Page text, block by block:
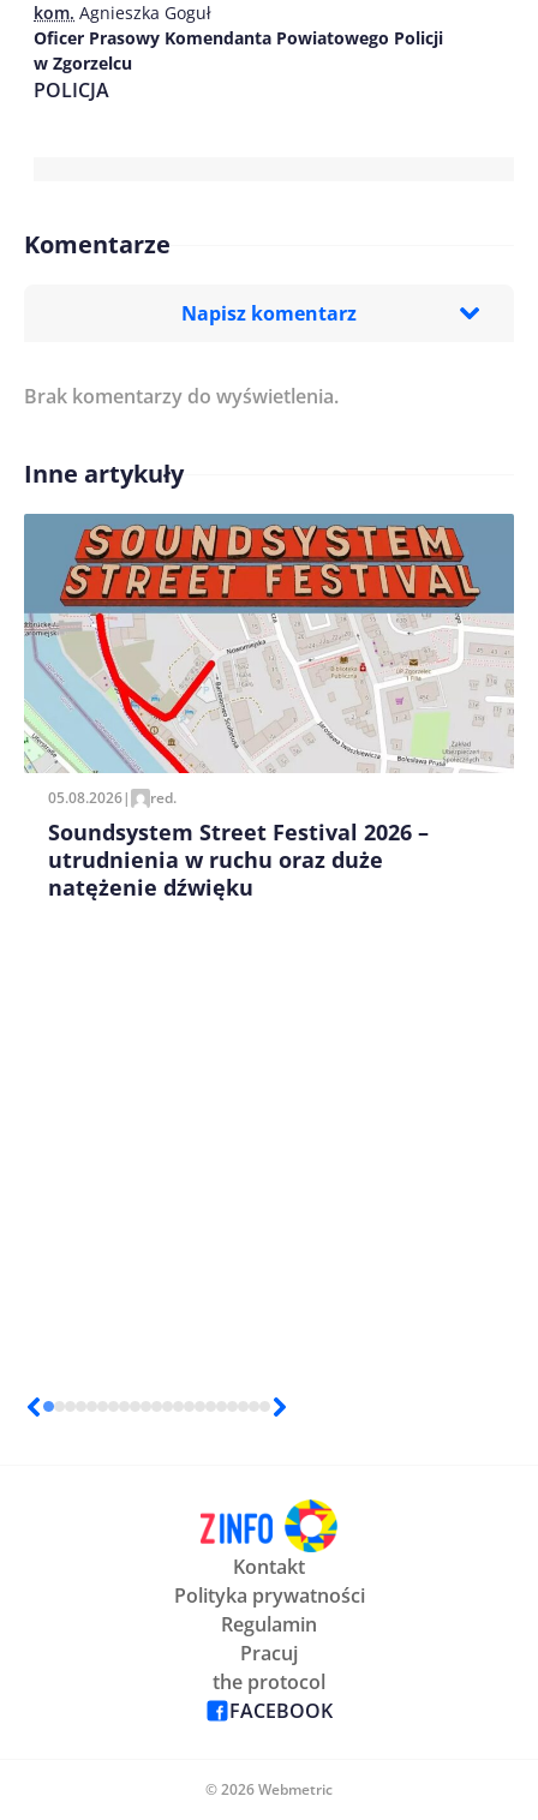
kom. Agnieszka Goguł
Oficer Prasowy Komendanta Powiatowego Policji
w Zgorzelcu
POLICJA
Komentarze
Napisz komentarz
Treść komentarza*
Imię/ Nick*
Zapamiętaj moje dane w tej przeglądarce podczas
pisania kolejnych komentarzy.
Brak komentarzy do wyświetlenia.
Inne artykuły
05.08.2026| red.
Soundsystem Street Festival 2026 –
utrudnienia w ruchu oraz duże
natężenie dźwięku
Kontakt
Polityka prywatności
Regulamin
Pracuj
the protocol
FACEBOOK
© 2026 Webmetric